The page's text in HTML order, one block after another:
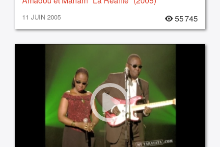
11 JUIN 2005 55 745